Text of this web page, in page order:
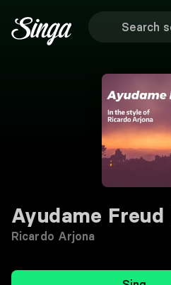
Ayudame Freud
Ricardo Arjona